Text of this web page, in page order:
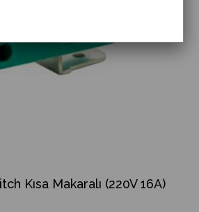
Kısa Makaralı (220V 16A)